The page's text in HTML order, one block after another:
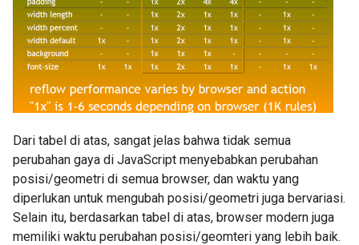
Dari tabel di atas, sangat jelas bahwa tidak semua
perubahan gaya di JavaScript menyebabkan perubahan
posisi/geometri di semua browser, dan waktu yang
diperlukan untuk mengubah posisi/geometri juga bervariasi.
Selain itu, berdasarkan tabel di atas, browser modern juga
memiliki waktu perubahan posisi/geomteri yang lebih baik.